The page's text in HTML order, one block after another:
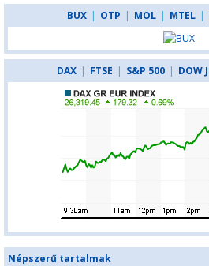
BUX | OTP | MOL | MTEL |
DAX | FTSE | S&P 500 | DOW
Népszerű tartalmak